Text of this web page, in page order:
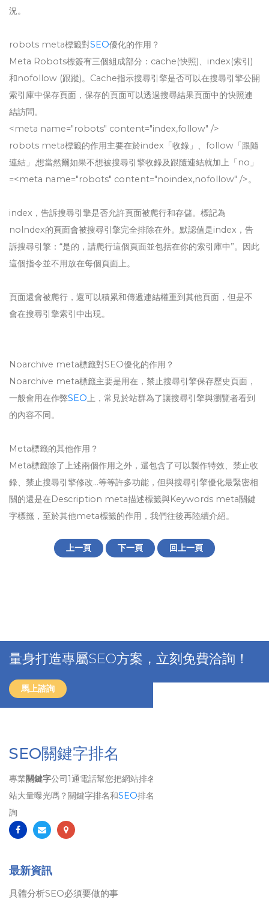
況。
robots meta標籤對SEO優化的作用？
Meta Robots標簽有三個組成部分：cache(快照)、index(索引)
和nofollow (跟蹤)。Cache指示搜尋引擎是否可以在搜尋引擎公開
索引庫中保存頁面，保存的頁面可以透過搜尋結果頁面中的快照連
結訪問。
<meta name="robots" content="index,follow" />
robots meta標籤的作用主要在於index「收錄」、follow「跟隨
連結」,想當然爾如果不想被搜尋引擎收錄及跟隨連結就加上「no」
=<meta name="robots" content="noindex,nofollow" />。
index，告訴搜尋引擎是否允許頁面被爬行和存儲。標記為
nolndex的頁面會被搜尋引擎完全排除在外。默認值是index，告
訴搜尋引擎：“是的，請爬行這個頁面並包括在你的索引庫中”。因此
這個指令並不用放在每個頁面上。
頁面還會被爬行，還可以積累和傳遞連結權重到其他頁面，但是不
會在搜尋引擎索引中出現。
Noarchive meta標籤對SEO優化的作用？
Noarchive meta標籤主要是用在，禁止搜尋引擎保存歷史頁面，
一般會用在作弊SEO上，常見於站群為了讓搜尋引擎與瀏覽者看到
的內容不同。
Meta標籤的其他作用？
Meta標籤除了上述兩個作用之外，還包含了可以製作特效、禁止收
錄、禁止搜尋引擎修改…等等許多功能，但與搜尋引擎優化最緊密相
關的還是在Description meta描述標籤與Keywords meta關鍵
字標籤，至於其他meta標籤的作用，我們往後再陸續介紹。
上一頁 下一頁 回上一頁
量身打造專屬SEO方案，立刻免費洽詢！
馬上諮詢
SEO關鍵字排名
專業關鍵字公司1通電話幫您把網站排名到第1頁、 想要讓自己的網
站大量曝光嗎？關鍵字排名和SEO排名將是您最佳的選擇！歡迎洽
詢
最新資訊
具體分析SEO必須要做的事